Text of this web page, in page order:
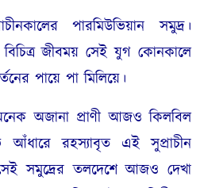
পারমিউভিয়ান সমুদ্র।
জীবময় সেই যুগ কোনকালে
পায়ে পা মিলিয়ে।
অজানা প্ৰাণী আজও কিলবিল
আঁধারে রহস্যাবৃত এই সুপ্রাচীন
সমুদ্রের তলদেশে আজও দেখা